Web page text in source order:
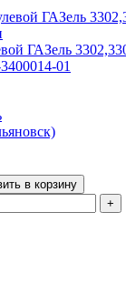
ГАЗель
01
в корзину
+